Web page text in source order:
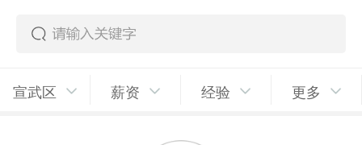
宣武区 薪资 经验 更多